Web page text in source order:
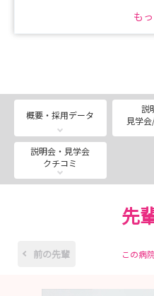
WEB説明会は毎週（月）
全学年参加可能です。
☆（土）（祝日）ご希望の方
少しでも気になった方、お
遠方の方、交通費を上限
☆詳しい金額はお問合せく
・－・－病院説明会・見
も
概要・採用データ
説
見学
説明会・見学会
クチコミ
先
前の先輩 この病